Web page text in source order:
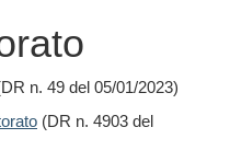
n. 49 del 05/01/2023)
(DR n. 4903 del